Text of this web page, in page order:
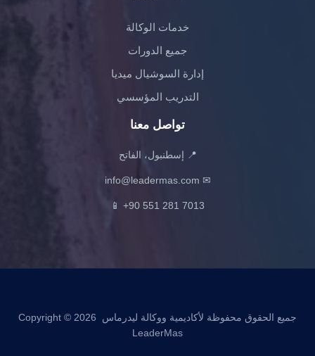
خدمات الوكالة
جميع الدورات
إدارة السوشيال ميديا
التدريب المؤسسي
تواصل معنا
📍 إسطنبول، الفاتح
✉
info@leadermas.com
📱 +90 551 281 7013
جميع الحقوق محفوظة لأكاديمية ووكالة ليدرماس Copyright © 2026
LeaderMas